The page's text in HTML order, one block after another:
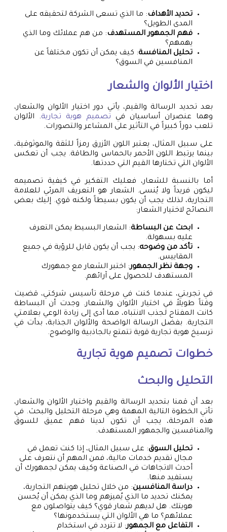
تحديد الأهداف: ما الذي تسعى الشركة لتحقيقه على
المدى الطويل؟
فهم الجمهور المستهدف: من هم عملائك وما الذي
يهمهم؟
تحليل المنافسة: كيف يمكن أن تكون مختلفاً عن
المنافسين في السوق؟
اختيار الألوان والشعار
بعد تحديد الرسالة والقيم، يأتي دور اختيار الألوان والشعار،
وهما عنصران أساسيان في تصميم هوية تجارية. الألوان
تلعب دوراً كبيراً في التأثير على المشاعر والتصورات.
على سبيل المثال، يعتبر اللون الأزرق رمزاً للثقة والموثوقية،
بينما يرتبط اللون الأحمر بالحماس والطاقة. يجب أن تعكس
الألوان التي تختارها القيم التي حددتها.
أما بالنسبة للشعار، فعليك التفكير في كيفية تصميمه
ليكون فريداً ولا يُنسى. الشعار هو التعريف المرئي للعلامة
التجارية، لذلك يجب أن يكون بسيطاً ولكنه قوي. إليك بعض
النصائح لاختيار الشعار:
ابحث عن البساطة: الشعار البسيط يمكن التعرف
عليه بسهولة.
تأكد من وضوحه: يجب أن يكون قابل للرؤية في جميع
المقاييس.
وجهة نظر الجمهور: اختبر الشعار مع جمهورك
المستهدف للحصول على آرائهم.
في تجربتي، عندما كنت في مرحلة تأسيس شركتي، قضيت
وقتاً طويلاً في اختيار الألوان والشعار. وجدت أن البساطة
كانت المفتاح لجذب الانتباه، مما أدى إلى زيادة الوعي بعلامتي
التجارية. بفضل الرسالة الواضحة والألوان الجذابة، بدأت في
ترسيخ هوية تجارية قوية تتمتع بالجاذبية والوضوح.
خطوات تصميم هوية تجارية
التحليل والبحث
بعد أن قمنا بتحديد الرسالة والقيم واختيار الألوان والشعار،
تأتي الخطوة التالية المهمة وهي مرحلة التحليل والبحث. في
هذه المرحلة، يجب أن تكون لدينا فهم عميق للسوق
والمنافسين والجمهور المستهدف.
تحليل السوق: على سبيل المثال، إذا كنت تعمل في
مجال تقديم خدمات مالية، فمن المهم أن نتعرف على
أحدث الاتجاهات في الصناعة وكيف يمكن لجمهورك أن
يستفيد منها.
دراسة المنافسين: من خلال تحليل هويتهم التجارية،
يمكنك تحديد ما الذي يُميزهم وما الذي يمكن أن يُحسن
هويتك. هل لديهم شعار قوي؟ كيف يتواصلون مع
عملائهم؟ ما هي الألوان التي يستخدمونها؟
التفاعل مع الجمهور: لا تتردد في استخدام